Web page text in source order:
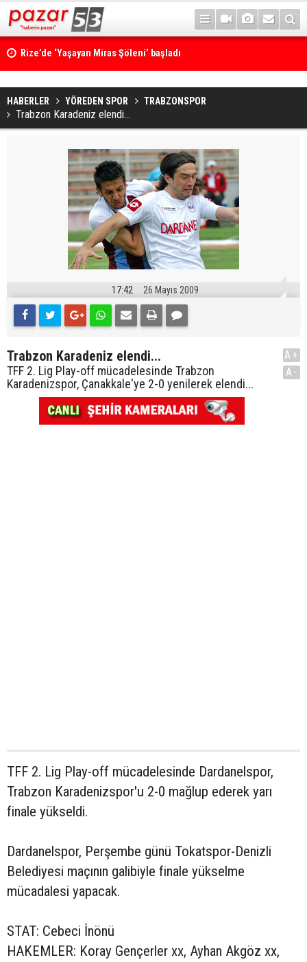
Rize’de ‘Yaşayan Miras Şöleni’ başladı
HABERLER YÖREDEN SPOR TRABZONSPOR
Trabzon Karadeniz elendi...
17:42 26 Mayıs 2009
Trabzon Karadeniz elendi...
TFF 2. Lig Play-off mücadelesinde Trabzon
Karadenizspor, Çanakkale'ye 2-0 yenilerek elendi...
A+
A-
TFF 2. Lig Play-off mücadelesinde Dardanelspor,
Trabzon Karadenizspor'u 2-0 mağlup ederek yarı
finale yükseldi.
Dardanelspor, Perşembe günü Tokatspor-Denizli
Belediyesi maçının galibiyle finale yükselme
mücadalesi yapacak.
STAT: Cebeci İnönü
HAKEMLER: Koray Gençerler xx, Ayhan Akgöz xx,